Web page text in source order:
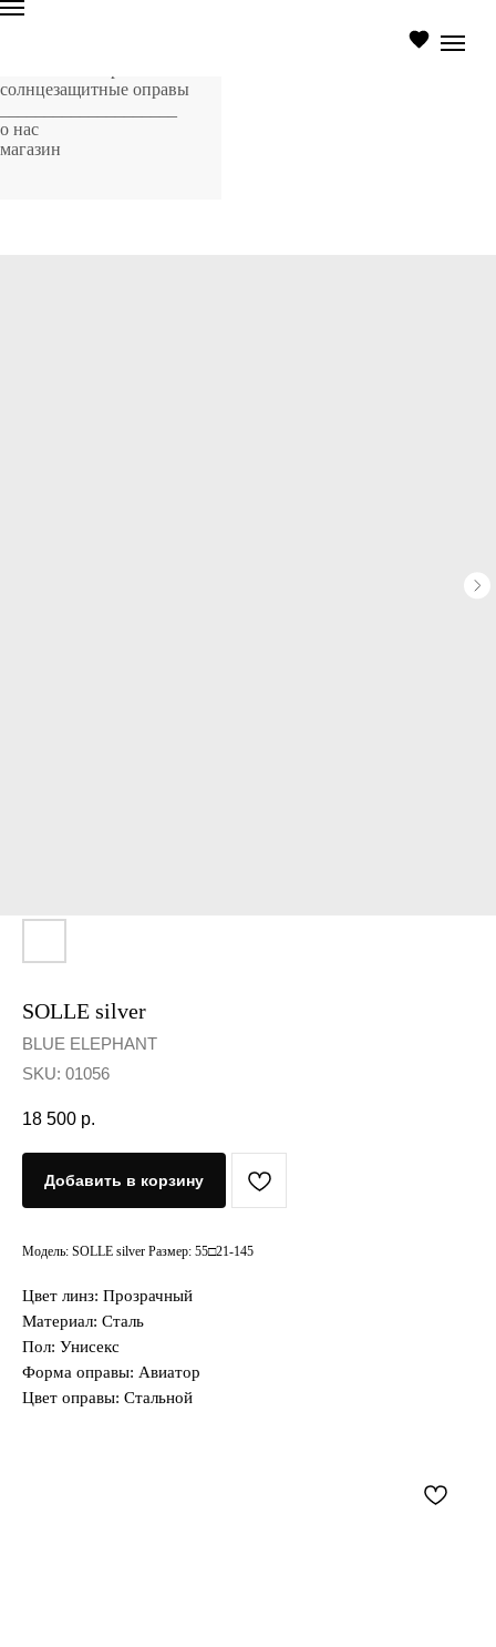
солнцезащитные оправы
о нас
магазин
SOLLE silver
BLUE ELEPHANT
SKU: 01056
18 500 р.
Добавить в корзину
Модель: SOLLE silver Размер: 55□21-145
Цвет линз: Прозрачный
Материал: Сталь
Пол: Унисекс
Форма оправы: Авиатор
Цвет оправы: Стальной